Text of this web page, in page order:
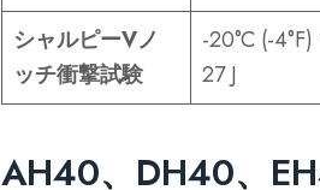
シャルピーVノ
ッチ衝撃試験
-20°C (-
27 J
AH40、DH40、